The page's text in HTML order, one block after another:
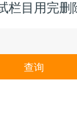
栏目用完删
查询